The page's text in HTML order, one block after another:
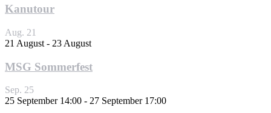
Kanutour
Aug. 21
21 August - 23 August
MSG Sommerfest
Sep. 25
25 September 14:00 - 27 September 17:00